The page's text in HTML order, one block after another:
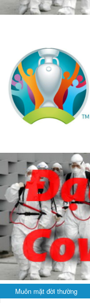
Muôn mặt đời thường